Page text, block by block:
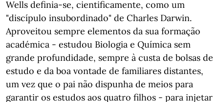
Wells definia-se, cientificamente, como um
"discípulo insubordinado" de Charles Darwin.
Aproveitou sempre elementos da sua formação
académica - estudou Biologia e Química sem
grande profundidade, sempre à custa de bolsas de
estudo e da boa vontade de familiares distantes,
um vez que o pai não dispunha de meios para
garantir os estudos aos quatro filhos - para injetar